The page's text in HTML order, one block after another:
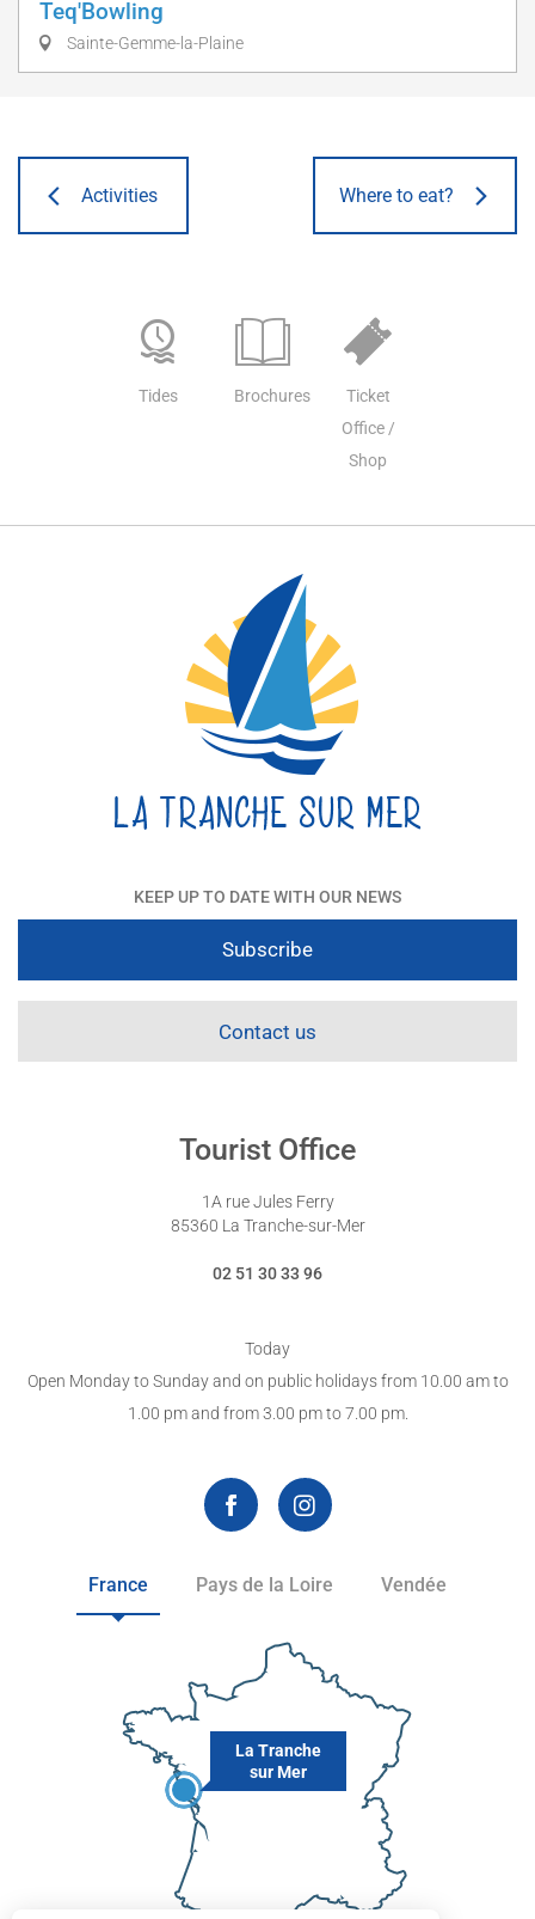
Teq'Bowling
Sainte-Gemme-la-Plaine
Activities Where to eat?
Tides Brochures
Ticket
Office /
Shop
KEEP UP TO DATE WITH OUR NEWS
Subscribe
Contact us
Tourist Office
1A rue Jules Ferry
85360 La Tranche-sur-Mer
02 51 30 33 96
Today
Open Monday to Sunday and on public holidays from 10.00 am to
1.00 pm and from 3.00 pm to 7.00 pm.
France Pays de la Loire Vendée
La Tranche
sur Mer